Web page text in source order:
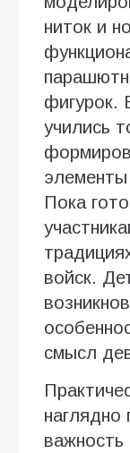
ниток и
фигурок.
учились
элементы
Пока
войск.
смысл
наглядно
важность